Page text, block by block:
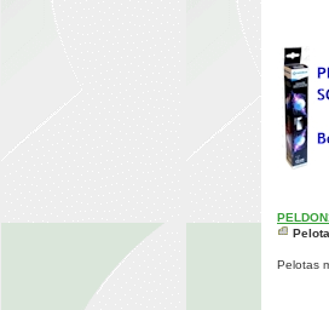
Pelotas